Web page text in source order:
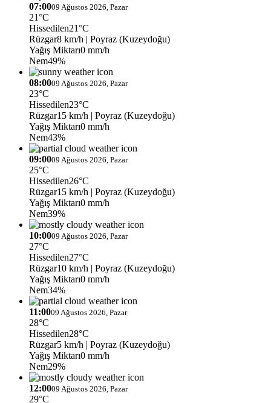
07:0009 Ağustos 2026, Pazar
21°C
Hissedilen21°C
Rüzgar8 km/h | Poyraz (Kuzeydoğu)
Yağış Miktarı0 mm/h
Nem49%
08:0009 Ağustos 2026, Pazar
23°C
Hissedilen23°C
Rüzgar15 km/h | Poyraz (Kuzeydoğu)
Yağış Miktarı0 mm/h
Nem43%
09:0009 Ağustos 2026, Pazar
25°C
Hissedilen26°C
Rüzgar15 km/h | Poyraz (Kuzeydoğu)
Yağış Miktarı0 mm/h
Nem39%
10:0009 Ağustos 2026, Pazar
27°C
Hissedilen27°C
Rüzgar10 km/h | Poyraz (Kuzeydoğu)
Yağış Miktarı0 mm/h
Nem34%
11:0009 Ağustos 2026, Pazar
28°C
Hissedilen28°C
Rüzgar5 km/h | Poyraz (Kuzeydoğu)
Yağış Miktarı0 mm/h
Nem29%
12:0009 Ağustos 2026, Pazar
29°C